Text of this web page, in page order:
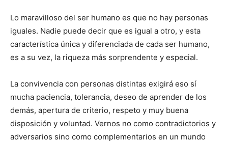
Lo maravilloso del ser humano es que no hay personas
iguales. Nadie puede decir que es igual a otro, y esta
característica única y diferenciada de cada ser humano,
es a su vez, la riqueza más sorprendente y especial.
La convivencia con personas distintas exigirá eso sí
mucha paciencia, tolerancia, deseo de aprender de los
demás, apertura de criterio, respeto y muy buena
disposición y voluntad. Vernos no como contradictorios y
adversarios sino como complementarios en un mundo